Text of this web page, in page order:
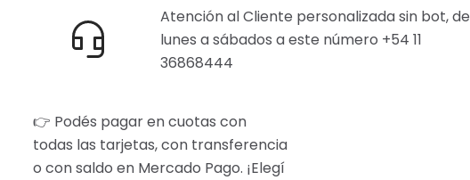
Atención al Cliente personalizada sin bot, de
lunes a sábados a este número +54 11
36868444
👉 Podés pagar en cuotas con
todas las tarjetas, con transferencia
o con saldo en Mercado Pago. ¡Elegí